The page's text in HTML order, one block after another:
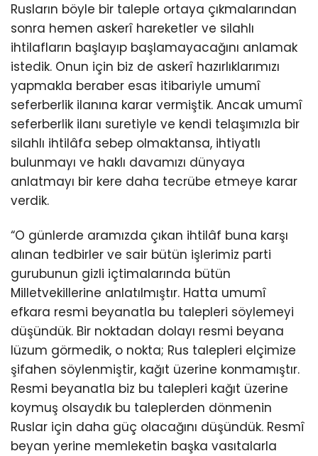
Rusların böyle bir taleple ortaya çıkmalarından
sonra hemen askerî hareketler ve silahlı
ihtilafların başlayıp başlamayacağını anlamak
istedik. Onun için biz de askerî hazırlıklarımızı
yapmakla beraber esas itibariyle umumî
seferberlik ilanına karar vermiştik. Ancak umumî
seferberlik ilanı suretiyle ve kendi telaşımızla bir
silahlı ihtilâfa sebep olmaktansa, ihtiyatlı
bulunmayı ve haklı davamızı dünyaya
anlatmayı bir kere daha tecrübe etmeye karar
verdik.
“O günlerde aramızda çıkan ihtilâf buna karşı
alınan tedbirler ve sair bütün işlerimiz parti
gurubunun gizli içtimalarında bütün
Milletvekillerine anlatılmıştır. Hatta umumî
efkara resmi beyanatla bu talepleri söylemeyi
düşündük. Bir noktadan dolayı resmi beyana
lüzum görmedik, o nokta; Rus talepleri elçimize
şifahen söylenmiştir, kağıt üzerine konmamıştır.
Resmi beyanatla biz bu talepleri kağıt üzerine
koymuş olsaydık bu taleplerden dönmenin
Ruslar için daha güç olacağını düşündük. Resmî
beyan yerine memleketin başka vasıtalarla